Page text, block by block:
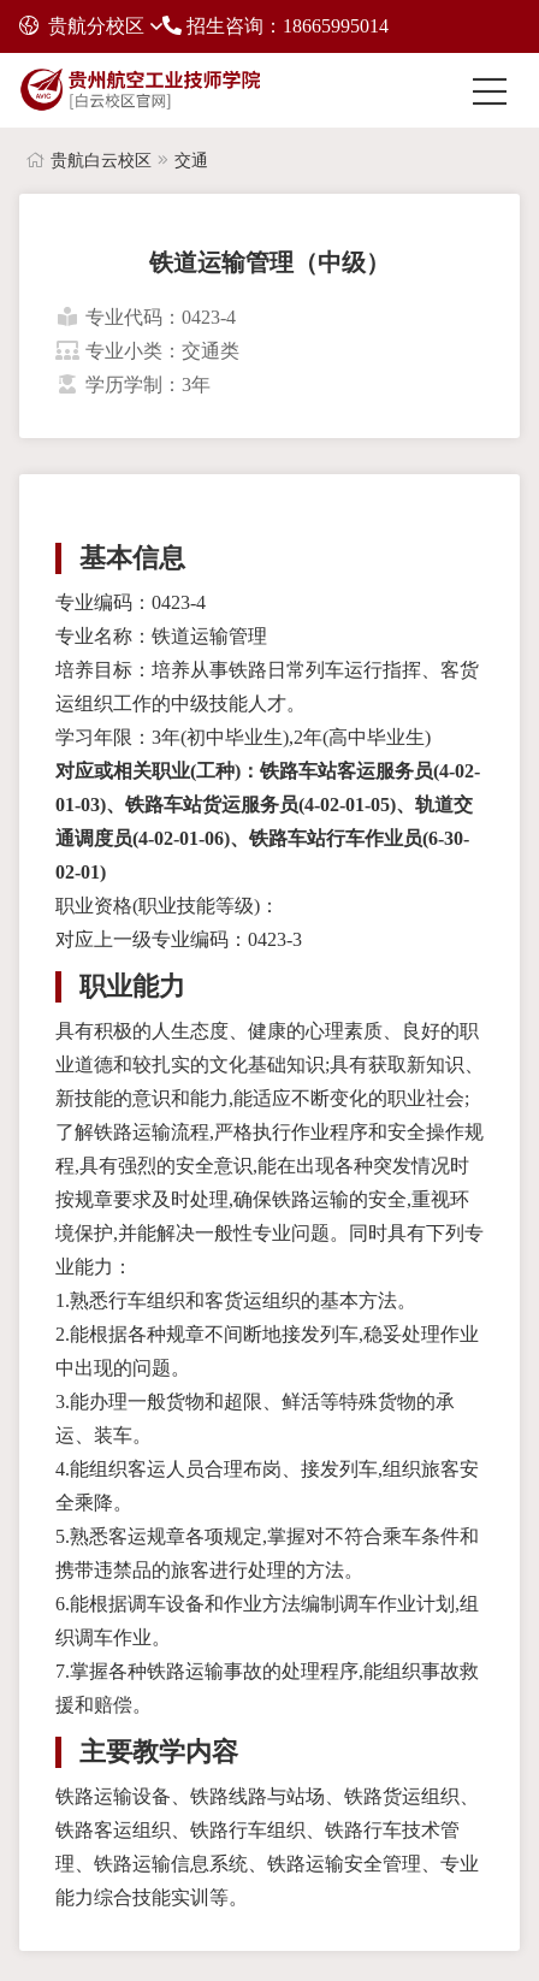
贵航分校区 招生咨询：18665995014
贵航白云校区 交通
铁道运输管理（中级）
专业代码：0423-4
专业小类：交通类
学历学制：3年
基本信息
专业编码：0423-4
专业名称：铁道运输管理
培养目标：培养从事铁路日常列车运行指挥、客货
运组织工作的中级技能人才。
学习年限：3年(初中毕业生),2年(高中毕业生)
对应或相关职业(工种)：铁路车站客运服务员(4-02-
01-03)、铁路车站货运服务员(4-02-01-05)、轨道交
通调度员(4-02-01-06)、铁路车站行车作业员(6-30-
02-01)
职业资格(职业技能等级)：
对应上一级专业编码：0423-3
职业能力
具有积极的人生态度、健康的心理素质、良好的职
业道德和较扎实的文化基础知识;具有获取新知识、
新技能的意识和能力,能适应不断变化的职业社会;
了解铁路运输流程,严格执行作业程序和安全操作规
程,具有强烈的安全意识,能在出现各种突发情况时
按规章要求及时处理,确保铁路运输的安全,重视环
境保护,并能解决一般性专业问题。同时具有下列专
业能力：
1.熟悉行车组织和客货运组织的基本方法。
2.能根据各种规章不间断地接发列车,稳妥处理作业
中出现的问题。
3.能办理一般货物和超限、鲜活等特殊货物的承
运、装车。
4.能组织客运人员合理布岗、接发列车,组织旅客安
全乘降。
5.熟悉客运规章各项规定,掌握对不符合乘车条件和
携带违禁品的旅客进行处理的方法。
6.能根据调车设备和作业方法编制调车作业计划,组
织调车作业。
7.掌握各种铁路运输事故的处理程序,能组织事故救
援和赔偿。
主要教学内容
铁路运输设备、铁路线路与站场、铁路货运组织、
铁路客运组织、铁路行车组织、铁路行车技术管
理、铁路运输信息系统、铁路运输安全管理、专业
能力综合技能实训等。